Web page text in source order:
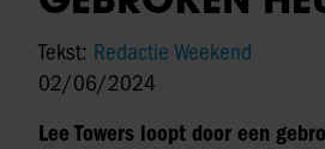
Tekst: Redactie Weekend
02/06/2024
Lee Towers loopt door een